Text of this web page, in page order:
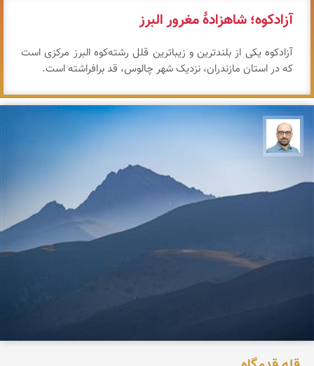
آزادکوه؛ شاهزادهٔ مغرور البرز
آزادکوه یکی از بلندترین و زیباترین قلل رشته‌کوه البرز مرکزی است
که در استان مازندران، نزدیک شهر چالوس، قد برافراشته است.